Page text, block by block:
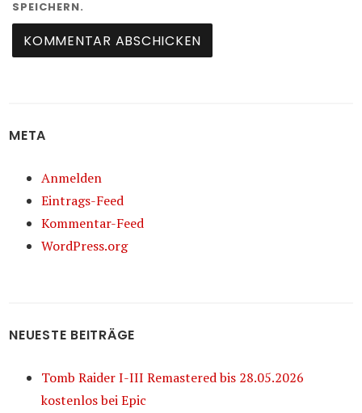
SPEICHERN.
META
Anmelden
Eintrags-Feed
Kommentar-Feed
WordPress.org
NEUESTE BEITRÄGE
Tomb Raider I-III Remastered bis 28.05.2026
kostenlos bei Epic